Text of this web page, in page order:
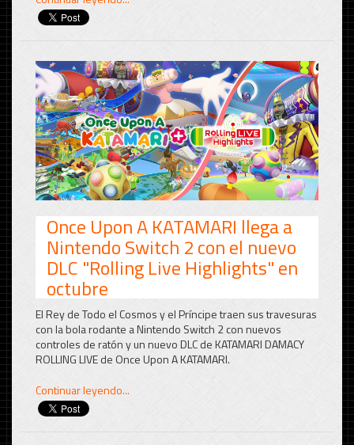
Once Upon A KATAMARI llega a
Nintendo Switch 2 con el nuevo
DLC "Rolling Live Highlights" en
octubre
El Rey de Todo el Cosmos y el Príncipe traen sus travesuras
con la bola rodante a Nintendo Switch 2 con nuevos
controles de ratón y un nuevo DLC de KATAMARI DAMACY
ROLLING LIVE de Once Upon A KATAMARI.
Continuar leyendo...